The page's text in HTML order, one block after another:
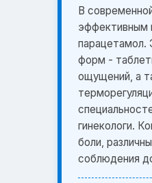
В
эффективным
парацетамол.
форм -
ощущений, а
гинекологи.
боли,
соблюдения